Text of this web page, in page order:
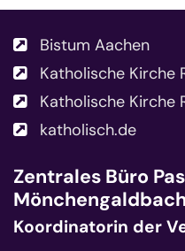
Bistum Aachen
Katholische Kirche
Katholische Kirche
katholisch.de
Zentrales Büro
Koordinatorin der